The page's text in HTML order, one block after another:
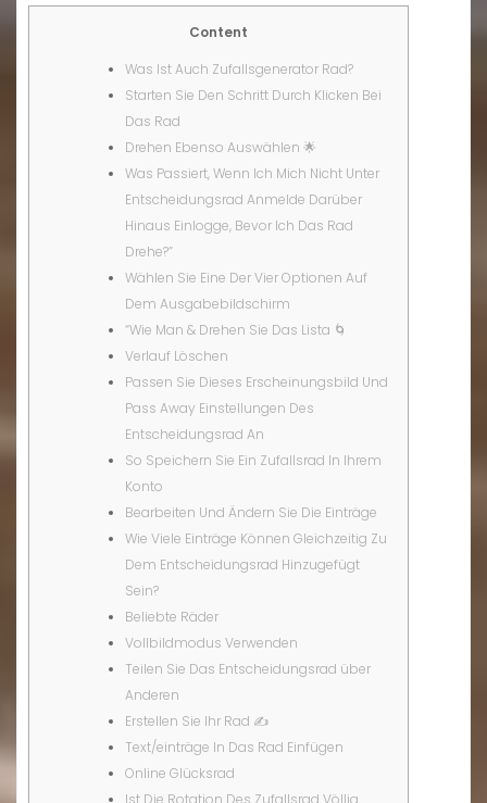
Content
Was Ist Auch Zufallsgenerator Rad?
Starten Sie Den Schritt Durch Klicken Bei
Das Rad
Drehen Ebenso Auswählen 🌟
Was Passiert, Wenn Ich Mich Nicht Unter
Entscheidungsrad Anmelde Darüber
Hinaus Einlogge, Bevor Ich Das Rad
Drehe?”
Wählen Sie Eine Der Vier Optionen Auf
Dem Ausgabebildschirm
“Wie Man & Drehen Sie Das Lista 🌀
Verlauf Löschen
Passen Sie Dieses Erscheinungsbild Und
Pass Away Einstellungen Des
Entscheidungsrad An
So Speichern Sie Ein Zufallsrad In Ihrem
Konto
Bearbeiten Und Ändern Sie Die Einträge
Wie Viele Einträge Können Gleichzeitig Zu
Dem Entscheidungsrad Hinzugefügt
Sein?
Beliebte Räder
Vollbildmodus Verwenden
Teilen Sie Das Entscheidungsrad über
Anderen
Erstellen Sie Ihr Rad ✍️
Text/einträge In Das Rad Einfügen
Online Glücksrad
Ist Die Rotation Des Zufallsrad Völlig